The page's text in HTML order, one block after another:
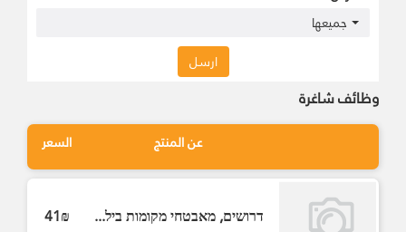
جميعها
ارسل
وظائف شاغرة
عن المنتج السعر
דרושים, מאבטחי מקומות ביל... 41₪